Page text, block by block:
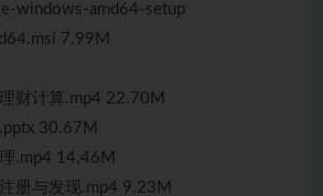
windows-amd64-setup
7.99M
财计算.mp4 22.70M
30.67M
.mp4 14.46M
册与发现.mp4 9.23M